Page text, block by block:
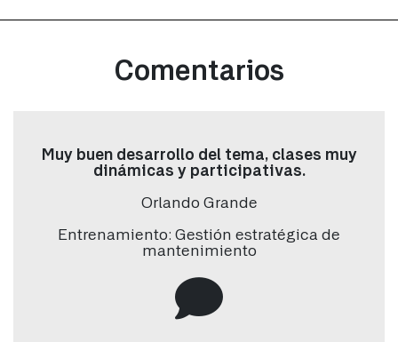
Comentarios
Muy buen desarrollo del tema, clases muy
dinámicas y participativas.
Orlando Grande
Entrenamiento: Gestión estratégica de
mantenimiento